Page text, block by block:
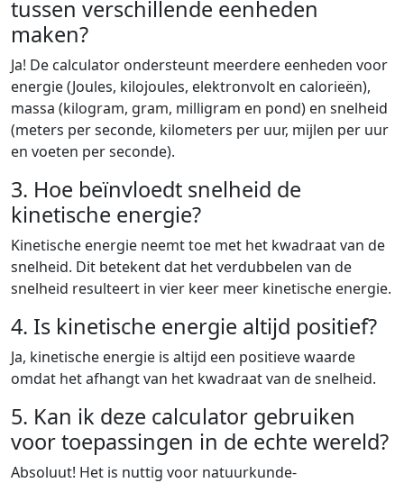
tussen verschillende eenheden
maken?
Ja! De calculator ondersteunt meerdere eenheden voor
energie (Joules, kilojoules, elektronvolt en calorieën),
massa (kilogram, gram, milligram en pond) en snelheid
(meters per seconde, kilometers per uur, mijlen per uur
en voeten per seconde).
3. Hoe beïnvloedt snelheid de
kinetische energie?
Kinetische energie neemt toe met het kwadraat van de
snelheid. Dit betekent dat het verdubbelen van de
snelheid resulteert in vier keer meer kinetische energie.
4. Is kinetische energie altijd positief?
Ja, kinetische energie is altijd een positieve waarde
omdat het afhangt van het kwadraat van de snelheid.
5. Kan ik deze calculator gebruiken
voor toepassingen in de echte wereld?
Absoluut! Het is nuttig voor natuurkunde-